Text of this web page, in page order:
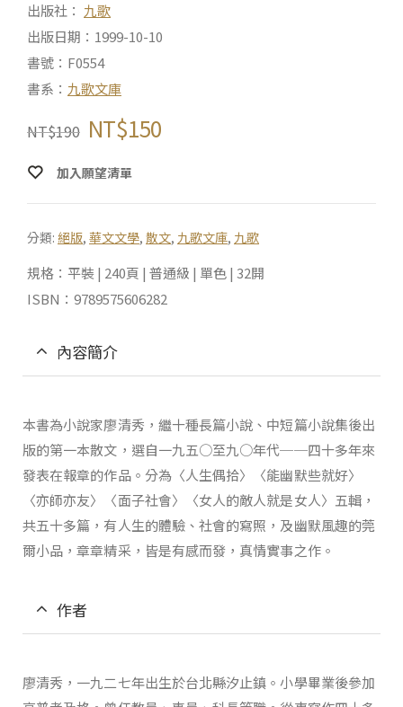
出版社： 九歌
出版日期：1999-10-10
書號：F0554
書系： 九歌文庫
NT$190 NT$150
加入願望清單
分類: 絕版, 華文文學, 散文, 九歌文庫, 九歌
規格：平裝 | 240頁 | 普通級 | 單色 | 32開
ISBN：9789575606282
內容簡介
本書為小說家廖清秀，繼十種長篇小說、中短篇小說集後出
版的第一本散文，選自一九五○至九○年代──四十多年來
發表在報章的作品。分為〈人生偶拾〉〈能幽默些就好〉
〈亦師亦友〉〈面子社會〉〈女人的敵人就是女人〉五輯，
共五十多篇，有人生的體驗、社會的寫照，及幽默風趣的莞
爾小品，章章精采，皆是有感而發，真情實事之作。
作者
廖清秀，一九二七年出生於台北縣汐止鎮。小學畢業後參加